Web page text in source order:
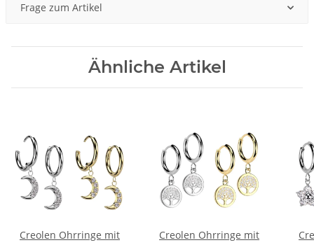
Frage zum Artikel
Ähnliche Artikel
Creolen Ohrringe mit
Creolen Ohrringe mit